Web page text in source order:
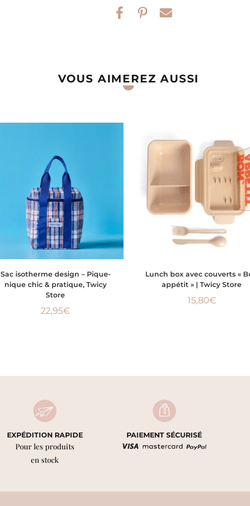
VOUS AIMEREZ AUSSI
Sac isotherme design – Pique-
nique chic & pratique, Twicy
Store
22,95€
Lunch box avec couverts «
appétit » | Twicy Store
15,80€
EXPÉDITION RAPIDE
Pour les produits
en stock
PAIEMENT SÉCURISÉ